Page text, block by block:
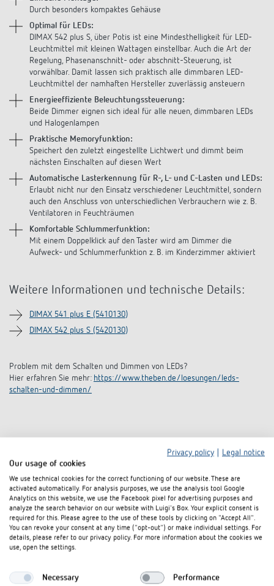
Anfahrt
Durch besonders kompaktes Gehäuse
Optimal für LEDs:
DIMAX 542 plus S, über Potis ist eine Mindesthelligkeit für LED-
Leuchtmittel mit kleinen Wattagen einstellbar. Auch die Art der
Regelung, Phasenanschnitt- oder abschnitt-Steuerung, ist
vorwählbar. Damit lassen sich praktisch alle dimmbaren LED-
Leuchtmittel der namhaften Hersteller zuverlässig ansteuern
Energieeffiziente Beleuchtungssteuerung:
Beide Dimmer eignen sich ideal für alle neuen, dimmbaren LEDs
und Halogenlampen
Praktische Memoryfunktion:
Speichert den zuletzt eingestellte Lichtwert und dimmt beim
nächsten Einschalten auf diesen Wert
Automatische Lasterkennung für R-, L- und C-Lasten und LEDs:
Erlaubt nicht nur den Einsatz verschiedener Leuchtmittel, sondern
auch den Anschluss von unterschiedlichen Verbrauchern wie z. B.
Ventilatoren in Feuchträumen
Komfortable Schlummerfunktion:
Mit einem Doppelklick auf den Taster wird am Dimmer die
Aufweck- und Schlummerfunktion z. B. im Kinderzimmer aktiviert
Weitere Informationen und technische Details:
DIMAX 541 plus E (5410130)
DIMAX 542 plus S (5420130)
Problem mit dem Schalten und Dimmen von LEDs?
Hier erfahren Sie mehr: https://www.theben.de/loesungen/leds-
schalten-und-dimmen/
Download:
Produktneuheiten Herbst 2025 (4 MB)
Produktsteckbrief (1 MB)
Privacy policy
Legal notice
Our usage of cookies
We use technical cookies for the correct functioning of our website. These are
activated automatically. For analysis purposes, we use the analysis tool Google
Analytics on this website, we use the Facebook pixel for advertising purposes and
analyze the search behavior on our website with Luigi's Box. Your explicit consent is
required for this. Please agree to the use of these tools by clicking on "Accept All".
You can revoke your consent at any time ("opt-out") or make individual settings. For
details, please refer to our privacy policy. For more information about the cookies we
use, open the settings.
Necessary Performance